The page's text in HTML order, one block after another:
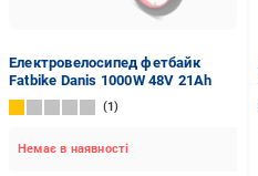
Електровелосипед фетбайк
Fatbike Danis 1000W 48V 21Ah
1
Немає в наявності